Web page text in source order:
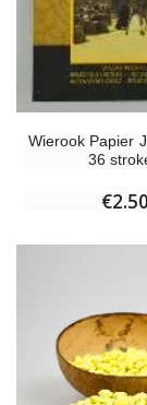
Wierook Papier
36
€2.50